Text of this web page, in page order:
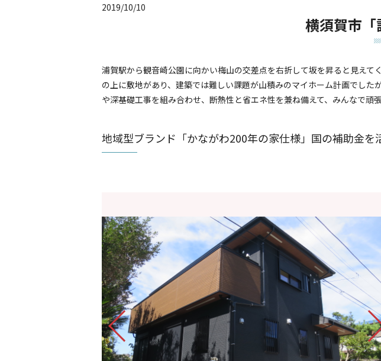
2019/10/10
横須賀市「
浦賀駅から観音崎公園に向かい梅山の交差点を右折して坂を昇ると見え
の上に敷地があり、建築では難しい課題が山積みのマイホーム計画でし
や深基礎工事を組み合わせ、断熱性と省エネ性を兼ね備えて、みんなで頑
地域型ブランド「かながわ200年の家仕様」国の補助金を